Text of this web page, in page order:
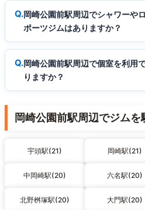
岡崎公園前駅周辺でシャワーや
ポーツジムはありますか？
岡崎公園前駅周辺で個室を利用
りますか？
岡崎公園前駅周辺でジムを
宇頭駅(21) 岡崎駅(21)
中岡崎駅(20) 六名駅(20)
北野桝塚駅(20) 大門駅(20)